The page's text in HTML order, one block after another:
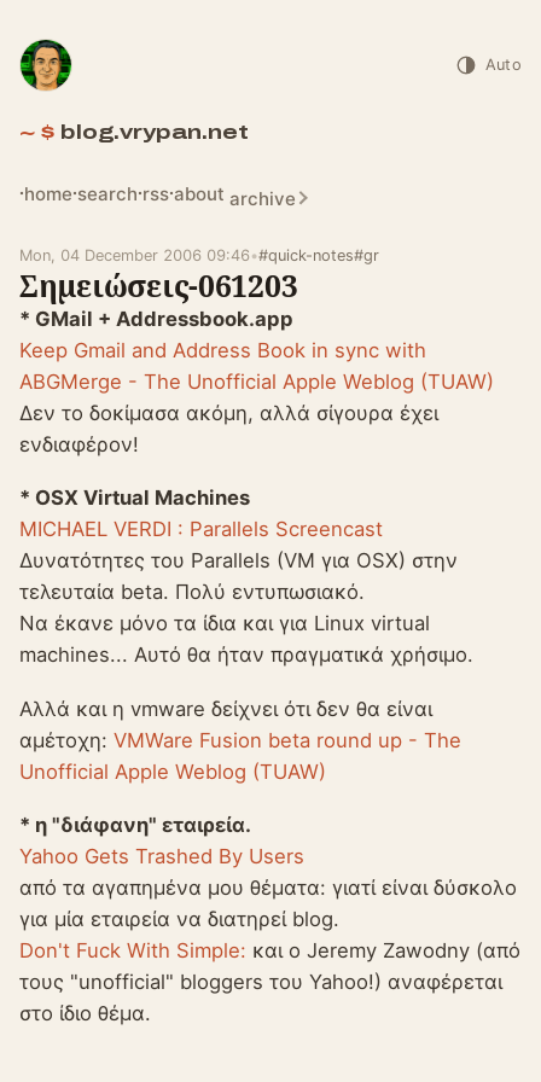
blog.vrypan.net
home search rss about archive
Auto
Mon, 04 December 2006 09:46 •#quick-notes#gr
Σημειώσεις-061203
* GMail + Addressbook.app
Keep Gmail and Address Book in sync with
ABGMerge - The Unofficial Apple Weblog (TUAW)
Δεν το δοκίμασα ακόμη, αλλά σίγουρα έχει
ενδιαφέρον!
* OSX Virtual Machines
MICHAEL VERDI : Parallels Screencast
Δυνατότητες του Parallels (VM για OSX) στην
τελευταία beta. Πολύ εντυπωσιακό.
Να έκανε μόνο τα ίδια και για Linux virtual
machines... Αυτό θα ήταν πραγματικά χρήσιμο.
Αλλά και η vmware δείχνει ότι δεν θα είναι
αμέτοχη: VMWare Fusion beta round up - The
Unofficial Apple Weblog (TUAW)
* η "διάφανη" εταιρεία.
Yahoo Gets Trashed By Users
από τα αγαπημένα μου θέματα: γιατί είναι δύσκολο
για μία εταιρεία να διατηρεί blog.
Don't Fuck With Simple: και ο Jeremy Zawodny (από
τους "unofficial" bloggers του Yahoo!) αναφέρεται
στο ίδιο θέμα.